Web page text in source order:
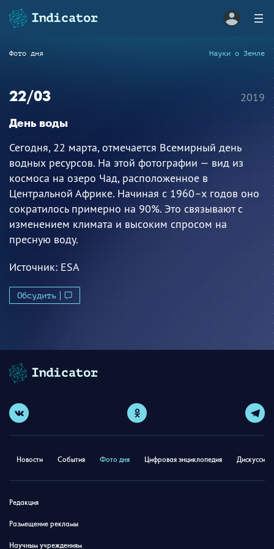
Фото дня Науки о Земле
22/03
День воды
Сегодня, 22 марта, отмечается Всемирный день
водных ресурсов. На этой фотографии — вид из
космоса на озеро Чад, расположенное в
Центральной Африке. Начиная с 1960–х годов оно
сократилось примерно на 90%. Это связывают с
изменением климата и высоким спросом на
пресную воду.
Источник:ESA
Обсудить
2019
Новости События Фото дня Цифровая энциклопедия
Редакция
Размещение рекламы
Научным учреждениям